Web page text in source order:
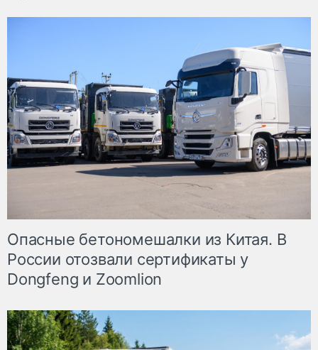
Опасные бетономешалки из Китая. В
России отозвали сертификаты у
Dongfeng и Zoomlion